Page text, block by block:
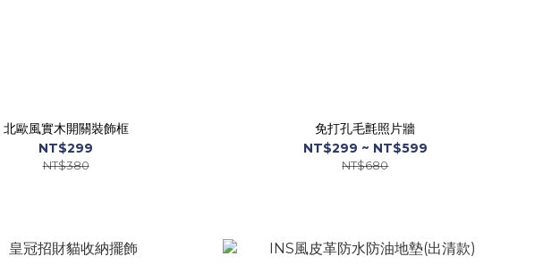
北歐風實木開關裝飾框
NT$299
NT$380
免打孔毛氈照片牆
NT$299 ~ NT$599
NT$680